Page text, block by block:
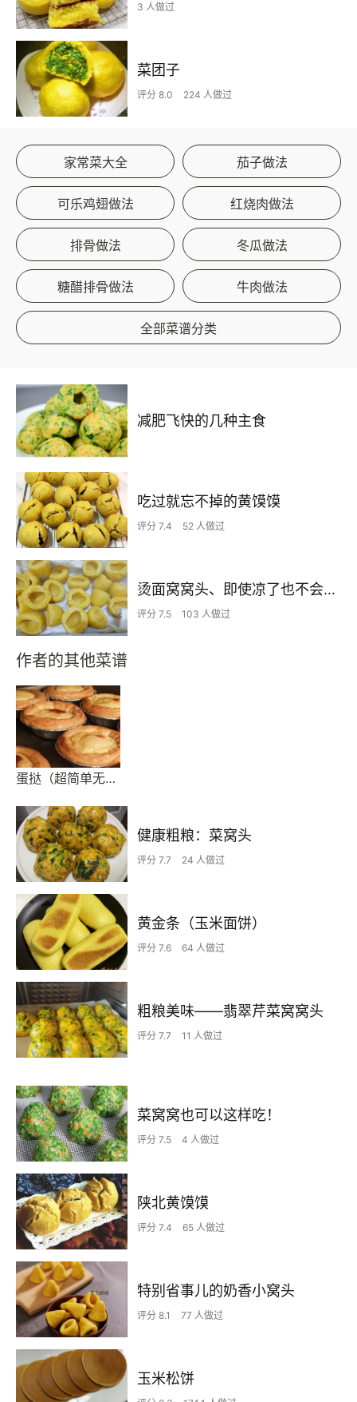
3 人做过
菜团子
评分 8.0 224 人做过
家常菜大全 茄子做法
可乐鸡翅做法 红烧肉做法
排骨做法 冬瓜做法
糖醋排骨做法 牛肉做法
全部菜谱分类
减肥飞快的几种主食
吃过就忘不掉的黄馍馍
评分 7.4 52 人做过
烫面窝窝头、即使凉了也不会硬、越吃越香的窝窝头、简单快捷
评分 7.5 103 人做过
作者的其他菜谱
蛋挞（超简单无淡奶油添加剂孩子吃版）
健康粗粮：菜窝头
评分 7.7 24 人做过
黄金条（玉米面饼）
评分 7.6 64 人做过
粗粮美味——翡翠芹菜窝窝头
评分 7.7 11 人做过
菜窝窝也可以这样吃！
评分 7.5 4 人做过
陕北黄馍馍
评分 7.4 65 人做过
特别省事儿的奶香小窝头
评分 8.1 77 人做过
玉米松饼